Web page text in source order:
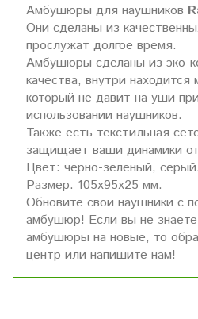
Амбушюры для наушников
Они сделаны из
прослужат долгое время.
Амбушюры сделаны из эко-
качества, внутри находится
который не давит на уши
использовании наушников.
Также есть текстильная
защищает ваши динамики
Цвет: черно-зеленый, серый.
Размер: 105х95х25 мм.
Обновите свои наушники с
амбушюр! Если вы не
амбушюры на новые, то
центр или напишите нам!